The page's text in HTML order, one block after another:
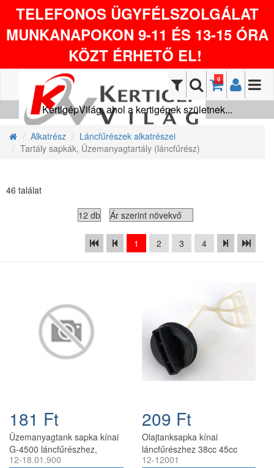
TELEFONOS ÜGYFÉLSZOLGÁLAT
MUNKANAPOKON 9-11 ÉS 13-15 ÓRA
KÖZT ÉRHETŐ EL!
0
KertigépVilág, ahol a kertigépek születnek...
Alkatrész
Láncfűrészek alkatrészei
Tartály sapkák, Üzemanyagtartály (láncfűrész)
46 találat
1 2 3 4
181 Ft
Üzemanyagtank sapka kínai
G-4500 láncfűrészhez,
utángyártott
12-18.01.900
209 Ft
Olajtanksapka kínai
láncfűrészhez 38cc 45cc
52cc 58cc
12-12001